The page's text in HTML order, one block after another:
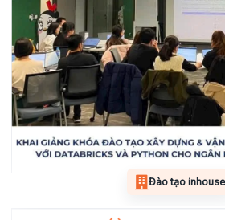
Đào tạo inhouse